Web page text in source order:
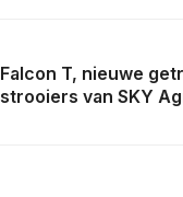
Falcon T, nieuwe
strooiers van SKY